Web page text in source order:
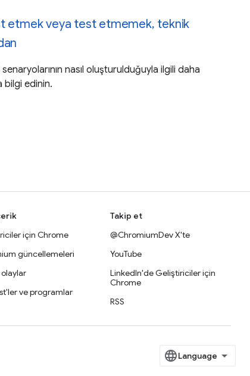
etmek veya test etmemek, teknik
nasıl oluşturulduğuyla ilgili daha
bilgi edinin.
için Chrome
güncellemeleri
ve programlar
Takip et
@ChromiumDev X'te
YouTube
LinkedIn'de Geliştiriciler için
Chrome
RSS